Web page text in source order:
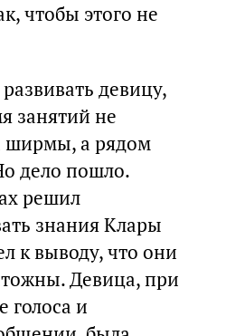
чтобы этого не
девицу,
занятий не
ширмы, а рядом
дело пошло.
решил
знания Клары
к выводу, что они
Девица, при
голоса и